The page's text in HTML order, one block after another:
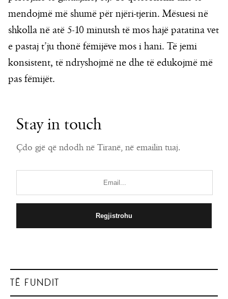
mendojmë më shumë për njëri-tjerin. Mësuesi në
shkolla në atë 5-10 minutsh të mos hajë patatina vet
e pastaj t’ju thonë fëmijëve mos i hani. Të jemi
konsistent, të ndryshojmë ne dhe të edukojmë më
pas fëmijët.
Stay in touch
Çdo gjë që ndodh në Tiranë, në emailin tuaj.
TË FUNDIT